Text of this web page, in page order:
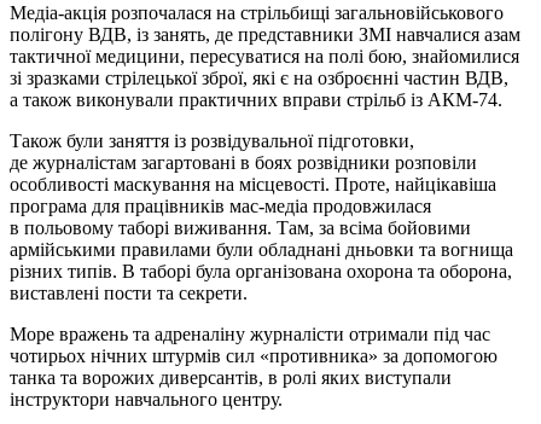
Медіа-акція розпочалася на стрільбищі загальновійськового
полігону ВДВ, із занять, де представники ЗМІ навчалися азам
тактичної медицини, пересуватися на полі бою, знайомилися
зі зразками стрілецької зброї, які є на озброєнні частин ВДВ,
а також виконували практичних вправи стрільб із АКМ-74.
Також були заняття із розвідувальної підготовки,
де журналістам загартовані в боях розвідники розповіли
особливості маскування на місцевості. Проте, найцікавіша
програма для працівників мас-медіа продовжилася
в польовому таборі виживання. Там, за всіма бойовими
армійськими правилами були обладнані дньовки та вогнища
різних типів. В таборі була організована охорона та оборона,
виставлені пости та секрети.
Море вражень та адреналіну журналісти отримали під час
чотирьох нічних штурмів сил «противника» за допомогою
танка та ворожих диверсантів, в ролі яких виступали
інструктори навчального центру.